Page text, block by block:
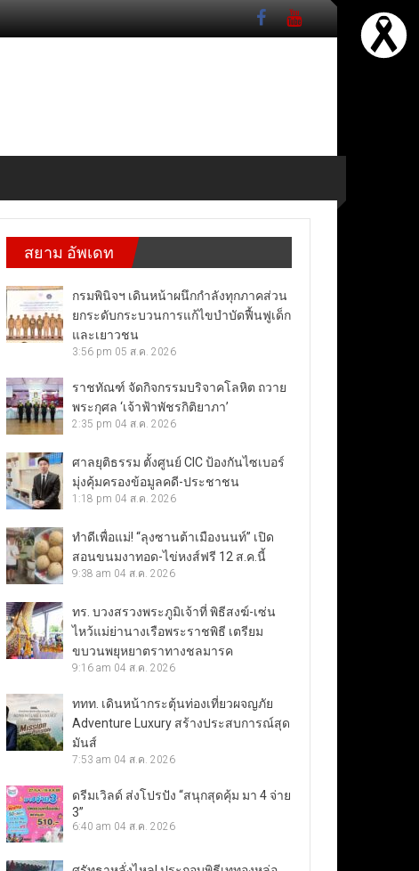
สยาม อัพเดท
กรมพินิจฯ เดินหน้าผนึกกำลังทุกภาคส่วน
ยกระดับกระบวนการแก้ไขบำบัดฟื้นฟูเด็ก
และเยาวชน
3:56 pm 05 ส.ค. 2026
ราชทัณฑ์ จัดกิจกรรมบริจาคโลหิต ถวาย
พระกุศล ‘เจ้าฟ้าพัชรกิติยาภา’
2:35 pm 04 ส.ค. 2026
ศาลยุติธรรม ตั้งศูนย์ CIC ป้องกันไซเบอร์
มุ่งคุ้มครองข้อมูลคดี-ประชาชน
1:18 pm 04 ส.ค. 2026
ทำดีเพื่อแม่! “ลุงซานต้าเมืองนนท์” เปิด
สอนขนมงาทอด-ไข่หงส์ฟรี 12 ส.ค.นี้
9:38 am 04 ส.ค. 2026
ทร. บวงสรวงพระภูมิเจ้าที่ พิธีสงฆ์-เซ่น
ไหว้แม่ย่านางเรือพระราชพิธี เตรียม
ขบวนพยุหยาตราทางชลมารค
9:16 am 04 ส.ค. 2026
ททท. เดินหน้ากระตุ้นท่องเที่ยวผจญภัย
Adventure Luxury สร้างประสบการณ์สุด
มันส์
7:53 am 04 ส.ค. 2026
ดรีมเวิลด์ ส่งโปรปัง “สนุกสุดคุ้ม มา 4 จ่าย
3”
6:40 am 04 ส.ค. 2026